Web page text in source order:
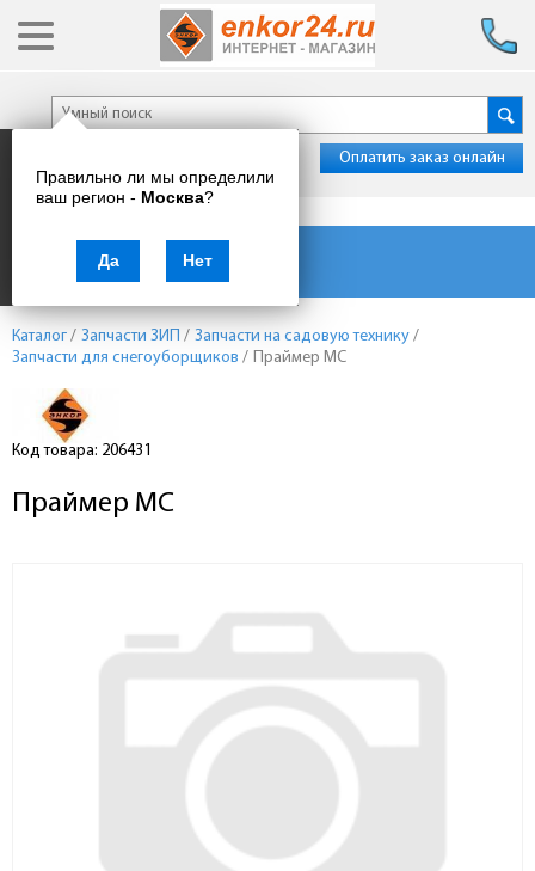
Правильно ли мы определили
ваш регион - Москва?
Да Нет
Оплатить заказ онлайн
Каталог товаров
Каталог / Запчасти ЗИП / Запчасти на садовую технику /
Запчасти для снегоуборщиков / Праймер МС
Код товара: 206431
Праймер МС